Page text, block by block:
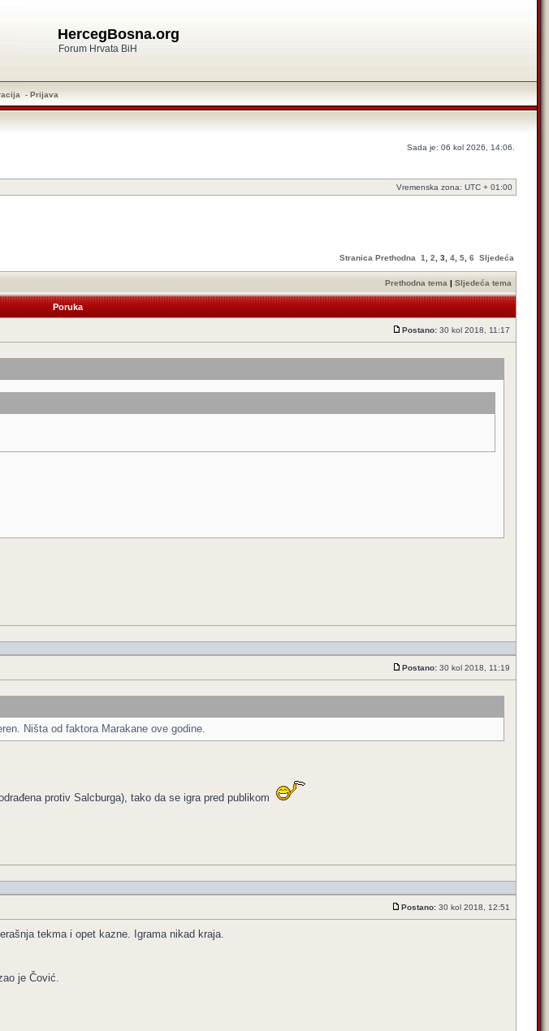
HercegBosna.org
Forum Hrvata BiH
- Prijava
Sada je: 06 kol 2026, 14:06.
Vremenska zona: UTC + 01:00
Stranica Prethodna 1 2 3 4 5 6 Sljedeća
Prethodna tema | Sljedeća tema
Poruka
Postano: 30 kol 2018, 11:17
Postano: 30 kol 2018, 11:19
Ništa od faktora Marakane ove godine.
protiv Salcburga), tako da se igra pred publikom
Postano: 30 kol 2018, 12:51
tekma i opet kazne. Igrama nikad kraja.
je Čović.